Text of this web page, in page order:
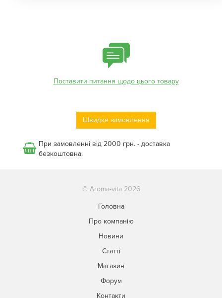
Поставити питання щодо цього товару
Швидке замовлення
При замовленні від 2000 грн. - доставка
безкоштовна.
© Aroma-vita 2026
Головна
Про компанію
Новини
Статті
Магазин
Форум
Контакти